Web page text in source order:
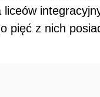
pięć z nich